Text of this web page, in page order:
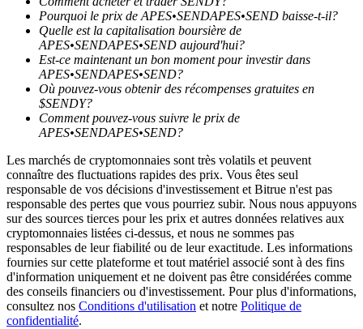
Guide
Guide de démarrage des contrats à terme
Stratégies de trading
Apprenez à rester rentable
Pourquoi le prix de APES•SENDAPES•SEND baisse-t-il?
Quelle est la capitalisation boursière de
APES•SENDAPES•SEND aujourd'hui?
Est-ce maintenant un bon moment pour investir dans
APES•SENDAPES•SEND?
Où pouvez-vous obtenir des récompenses gratuites en
$SENDY?
Comment pouvez-vous suivre le prix de
APES•SENDAPES•SEND?
Les marchés de cryptomonnaies sont très volatils et peuvent
connaître des fluctuations rapides des prix. Vous êtes seul
responsable de vos décisions d'investissement et Bitrue n'est pas
responsable des pertes que vous pourriez subir. Nous nous appuyons
sur des sources tierces pour les prix et autres données relatives aux
cryptomonnaies listées ci-dessus, et nous ne sommes pas
responsables de leur fiabilité ou de leur exactitude. Les informations
fournies sur cette plateforme et tout matériel associé sont à des fins
d'information uniquement et ne doivent pas être considérées comme
des conseils financiers ou d'investissement. Pour plus d'informations,
consultez nos Conditions d'utilisation et notre Politique de
confidentialité.